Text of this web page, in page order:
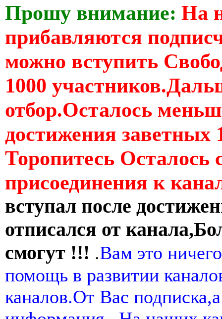
Прошу внимание: На
прибавляются
можно вступить
1000
отбор.Осталось
достижения заветных
Торопитесь Осталось
присоединения к
вступал после
отписался от
смогут !!! .Вам это
помощь в развитии
каналов.От Вас